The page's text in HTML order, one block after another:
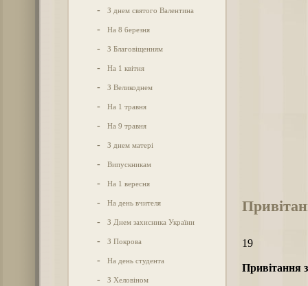
- З днем святого Валентина
- На 8 березня
- З Благовіщенням
- На 1 квітня
- З Великоднем
- На 1 травня
- На 9 травня
- З днем матері
- Випускникам
- На 1 вересня
- На день вчителя
- З Днем захисника України
- З Покрова
- На день студента
- З Хеловіном
19
Привітання